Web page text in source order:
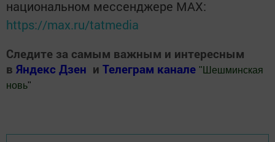
национальном мессенджере MАХ:
https://max.ru/tatmedia
Следите за самым важным и интересным
в Яндекс Дзен и Телеграм канале " Шешминская
новь"